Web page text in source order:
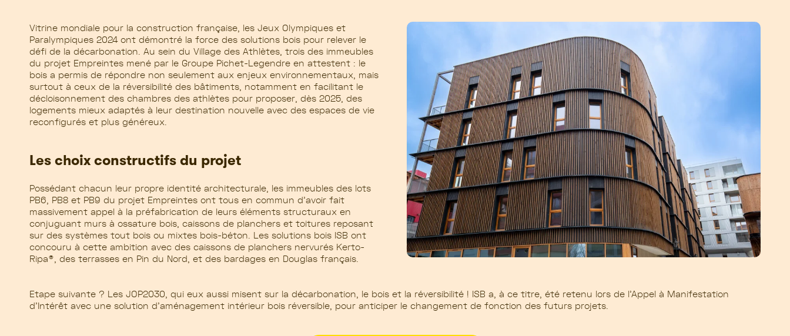
Vitrine mondiale pour la construction française, les Jeux Olympiques et
Paralympiques 2024 ont démontré la force des solutions bois pour relever le
défi de la décarbonation. Au sein du Village des Athlètes, trois des immeubles
du projet Empreintes mené par le Groupe Pichet-Legendre en attestent : le
bois a permis de répondre non seulement aux enjeux environnementaux, mais
surtout à ceux de la réversibilité des bâtiments, notamment en facilitant le
décloisonnement des chambres des athlètes pour proposer, dès 2025, des
logements mieux adaptés à leur destination nouvelle avec des espaces de vie
reconfigurés et plus généreux.
Les choix constructifs du projet
Possédant chacun leur propre identité architecturale, les immeubles des lots
PB6, PB8 et PB9 du projet Empreintes ont tous en commun d’avoir fait
massivement appel à la préfabrication de leurs éléments structuraux en
conjuguant murs à ossature bois, caissons de planchers et toitures reposant
sur des systèmes tout bois ou mixtes bois-béton. Les solutions bois ISB ont
concouru à cette ambition avec des caissons de planchers nervurés Kerto-
Ripa®, des terrasses en Pin du Nord, et des bardages en Douglas français.
Etape suivante ? Les JOP2030, qui eux aussi misent sur la décarbonation, le bois et la réversibilité ! ISB a, à ce titre, été retenu lors de l’Appel à Manifestation
d’Intérêt avec une solution d’aménagement intérieur bois réversible, pour anticiper le changement de fonction des futurs projets.